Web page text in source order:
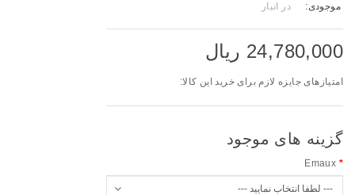
موجودی:
در انبار
24,780,000 ریال
امتیازهای جایزه لازم برای خرید این کالا:
گزینه های موجود
Emaux